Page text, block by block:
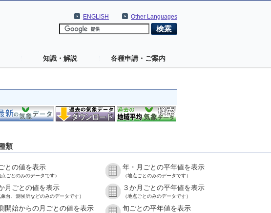
Other Languages
ENGLISH
知識・解説 各種申請・ご案内
類
との値を表示
点ごとのみのデータです）
年・月ごとの平年値を表示
（地点ごとのみのデータです）
月ごとの値を表示
象台、測候所などのみのデータです）
３か月ごとの平年値を表示
（地点ごとのみのデータです）
開始からの月ごとの値を表示 旬ごとの平年値を表示